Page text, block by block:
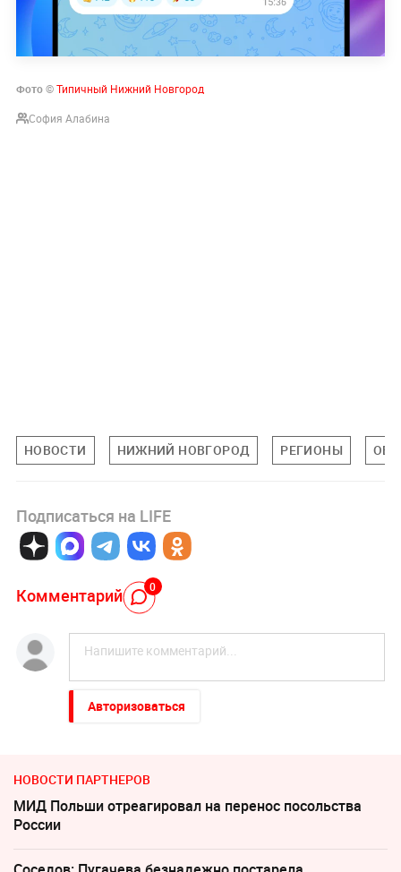
Фото ©Типичный Нижний Новгород
София Алабина
НОВОСТИ НИЖНИЙ НОВГОРОД РЕГИОНЫ
Подписаться на LIFE
Комментарий 0
Авторизоваться
НОВОСТИ ПАРТНЕРОВ
МИД Польши отреагировал на перенос посольства
России